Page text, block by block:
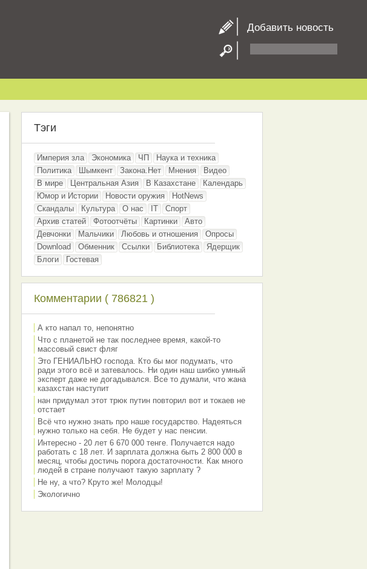
Добавить новость
Тэги
Империя зла Экономика ЧП
Наука и техника
Политика
Шымкент Закона.Нет Мнения
Видео
В мире
Центральная Азия В Казахстане
Календарь
Юмор и Истории
Новости оружия
HotNews
Скандалы
Культура О нас IT
Спорт
Архив статей
Фотоотчёты Картинки
Авто
Девчонки
Мальчики Любовь и отношения
Опросы
Download
Обменник Ссылки Библиотека
Ядерщик
Блоги
Гостевая
Комментарии ( 786821 )
А кто напал то, непонятно
Что с планетой не так последнее время, какой-то
массовый свист фляг
Это ГЕНИАЛЬНО господа. Кто бы мог подумать, что
ради этого всё и затевалось. Ни один наш шибко умный
эксперт даже не догадывался. Все то думали, что жана
казахстан наступит
нан придумал этот трюк путин повторил вот и токаев не
отстает
Всё что нужно знать про наше государство. Надеяться
нужно только на себя. Не будет у нас пенсии.
Интересно - 20 лет 6 670 000 тенге. Получается надо
работать с 18 лет. И зарплата должна быть 2 800 000 в
месяц, чтобы достичь порога достаточности. Как много
людей в стране получают такую зарплату ?
Не ну, а что? Круто же! Молодцы!
Экологично